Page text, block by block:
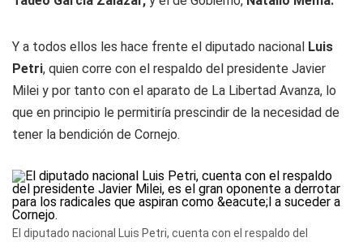
Y a todos ellos les hace frente el diputado nacional Luis
Petri, quien corre con el respaldo del presidente Javier
Milei y por tanto con el aparato de La Libertad Avanza, lo
que en principio le permitiría prescindir de la necesidad de
tener la bendición de Cornejo.
El diputado nacional Luis Petri, cuenta con el respaldo del